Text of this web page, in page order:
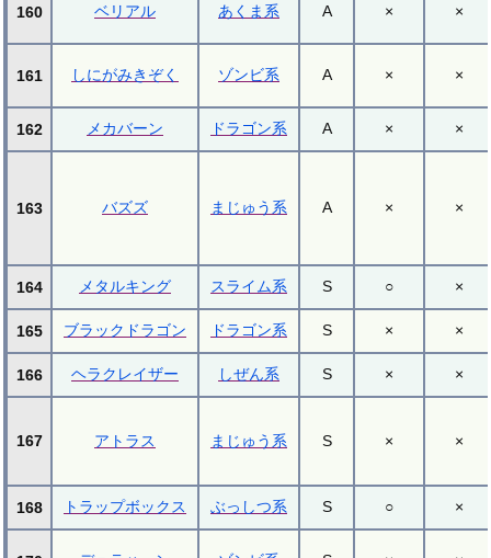
160 ベリアル あくま系 A × ×
161 しにがみきぞく ゾンビ系 A × ×
162 メカバーン ドラゴン系 A × ×
163 バズズ まじゅう系 A × ×
164 メタルキング スライム系 S ○ ×
165 ブラックドラゴン ドラゴン系 S × ×
166 ヘラクレイザー しぜん系 S × ×
167 アトラス まじゅう系 S × ×
168 トラップボックス ぶっしつ系 S ○ ×